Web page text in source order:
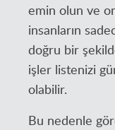
emin olun ve
insanların
doğru bir
işler listenizi
olabilir.
Bu nedenle